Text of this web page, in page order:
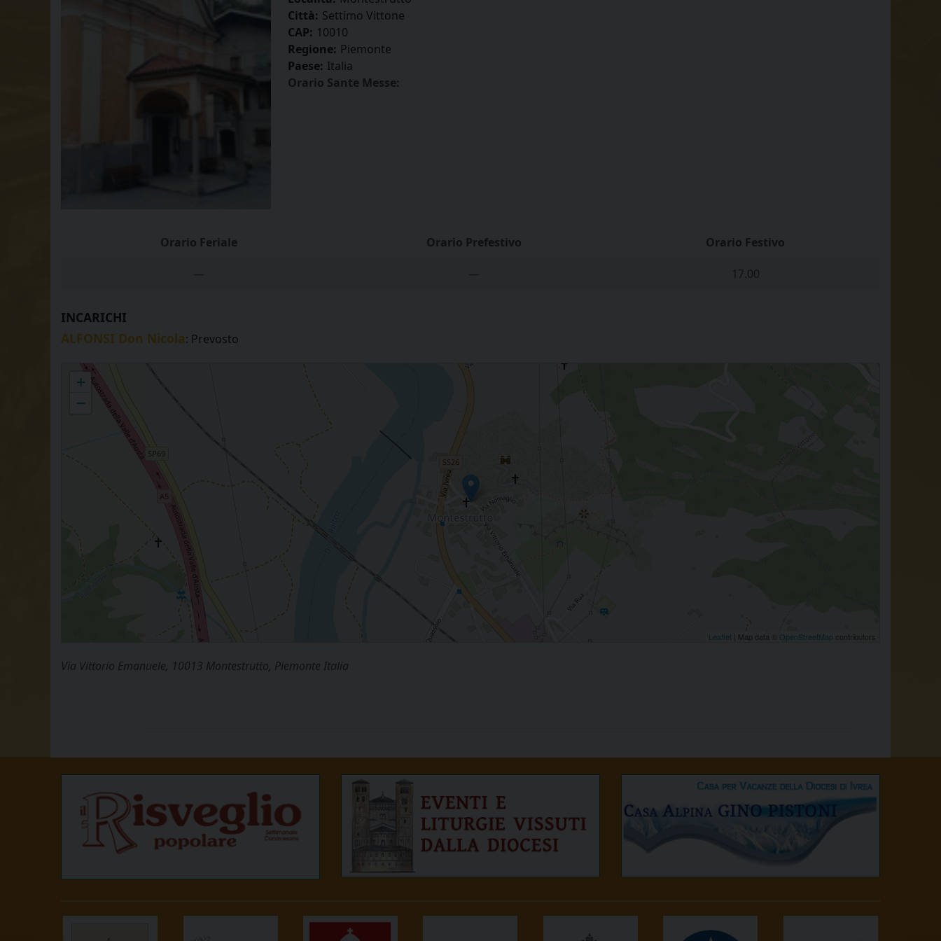
Città: Settimo Vittone
CAP: 10010
Regione: Piemonte
Paese: Italia
Orario Sante Messe:
Orario Feriale Orario Prefestivo Orario Festivo
— — 17.00
INCARICHI
ALFONSI Don Nicola: Prevosto
MONTESTRUTTO - San Giacomo Apostolo
+
−
Leaflet | Map data © OpenStreetMap contributors
Via Vittorio Emanuele, 10013 Montestrutto, Piemonte Italia